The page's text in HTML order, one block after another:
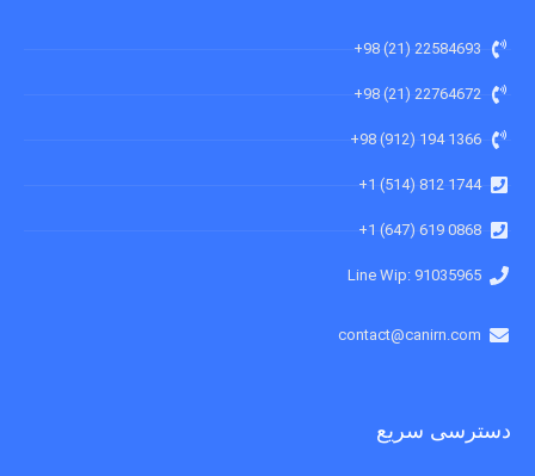
22584693 (21) 98+
22764672 (21) 98+
1366 194 (912) 98+
1744 812 (514) 1+
0868 619 (647) 1+
91035965 :Line Wip
contact@canirn.com
دسترسی سریع